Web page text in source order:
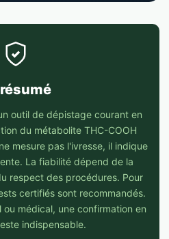
outil de dépistage courant en
du métabolite THC-COOH
mesure pas l'ivresse, il indique
La fiabilité dépend de la
respect des procédures. Pour
certifiés sont recommandés.
médical, une confirmation en
indispensable.